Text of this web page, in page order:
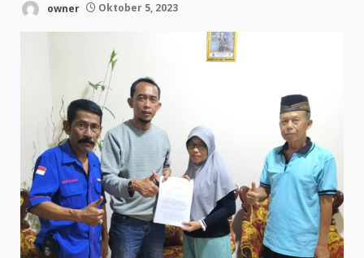
owner Oktober 5, 2023